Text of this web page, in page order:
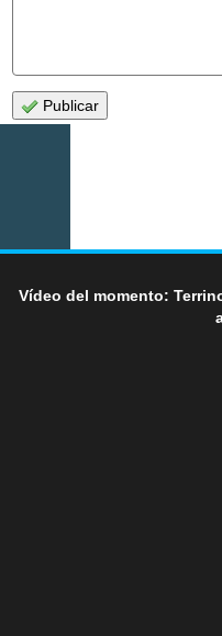
Publicar
Vídeo del momento: